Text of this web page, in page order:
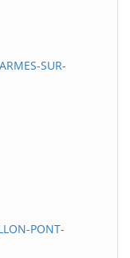
SUR-
PONT-